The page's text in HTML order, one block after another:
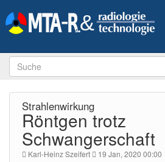
Strahlenwirkung
Röntgen trotz
Schwangerschaft
Karl-Heinz Szeifert 19 Jan, 2020 00:00